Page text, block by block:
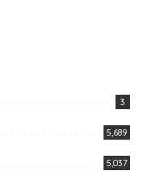
3
5,689
5,037